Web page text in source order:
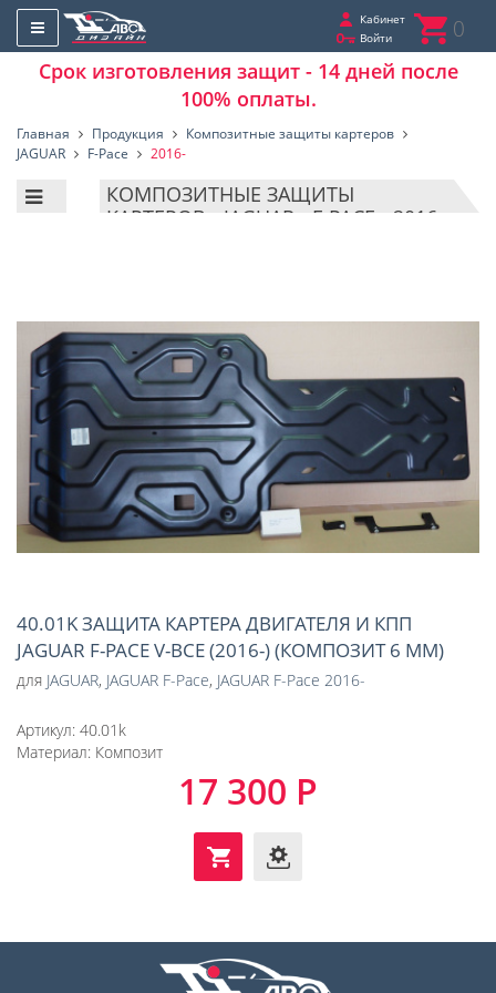
Кабинет
Войти
0
Срок изготовления защит - 14 дней после
100% оплаты.
Главная Продукция
Композитные защиты картеров
JAGUAR
F-Pace 2016-
КОМПОЗИТНЫЕ ЗАЩИТЫ
КАРТЕРОВ - JAGUAR - F-PACE - 2016-
40.01K ЗАЩИТА КАРТЕРА ДВИГАТЕЛЯ И КПП
JAGUAR F-PACE V-ВСЕ (2016-) (КОМПОЗИТ 6 ММ)
для JAGUAR, JAGUAR F-Pace, JAGUAR F-Pace 2016-
Артикул: 40.01k
Материал: Композит
17 300 Р